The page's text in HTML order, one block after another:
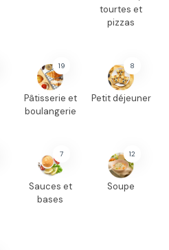
tourtes et
pizzas
19
Pâtisserie et
boulangerie
8
Petit déjeuner
7
Sauces et
bases
12
Soupe